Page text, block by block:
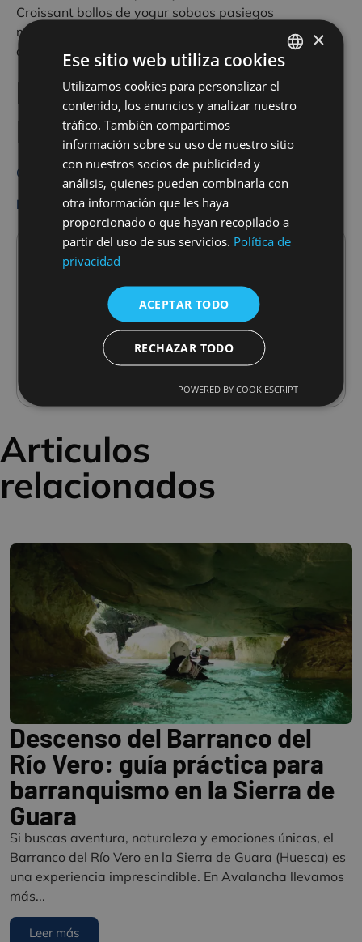
Croissant bollos de yogur sobaos pasiegos
magdalenas – Fiambres de chorizos, jamón de York
queso de la zona, Frutas variadas
Programas y Tarifas
Hotel Santa María
Consultar
Hotel Santa Maria de Alquezaren Tripadvisor
Avalancha
Avalancha comenzó hace más de 30 años en
Alquézar, ofreciendo barranquismo en la
Sierra de Guara. Creció junto a la popularidad
de la zona, ahora considerada uno de los
mejores lugares para este deporte en Europa.
Durante 25 años han promovido y facilitado el
Articulos
relacionados
Descenso del Barranco del
Río Vero: guía práctica para
barranquismo en la Sierra de
Guara
Si buscas aventura, naturaleza y emociones únicas, el
Barranco del Río Vero en la Sierra de Guara (Huesca) es
una experiencia imprescindible. En Avalancha llevamos
más...
Leer más
SPANISH
FRENCH
ENGLISH
×
Ese sitio web utiliza cookies
Utilizamos cookies para personalizar el
contenido, los anuncios y analizar nuestro
tráfico. También compartimos
información sobre su uso de nuestro sitio
con nuestros socios de publicidad y
análisis, quienes pueden combinarla con
otra información que les haya
proporcionado o que hayan recopilado a
partir del uso de sus servicios. Política de
privacidad
ACEPTAR TODO
RECHAZAR TODO
POWERED BY COOKIESCRIPT